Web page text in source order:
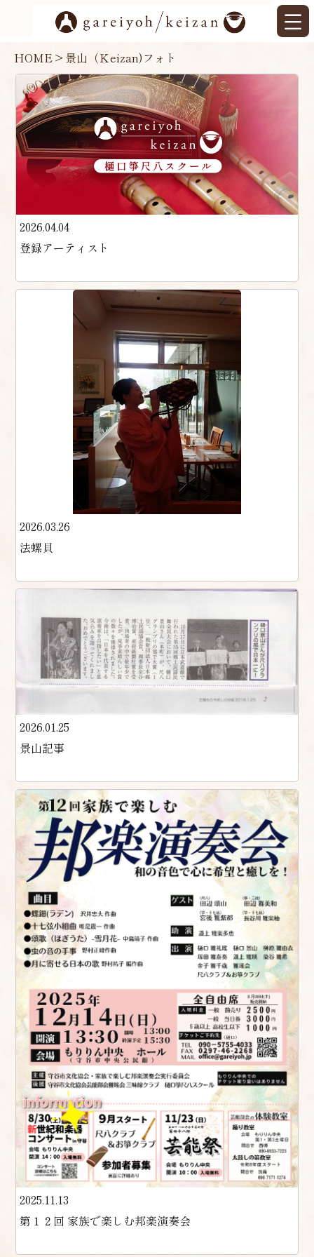
HOME> 景山（Ｋeizan)フォト
2026.04.04
登録アーティスト
2026.03.26
法螺貝
2026.01.25
景山記事
2025.11.13
第１２回 家族で楽しむ邦楽演奏会